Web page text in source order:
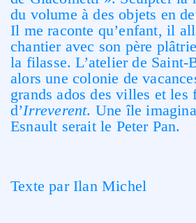
du volume à des objets en
Il me raconte qu’enfant, il
chantier avec son père
la filasse. L’atelier de Saint-
alors une colonie de
grands ados des villes et les
d’Irreverent. Une île
Esnault serait le Peter Pan.
Texte par Ilan Michel